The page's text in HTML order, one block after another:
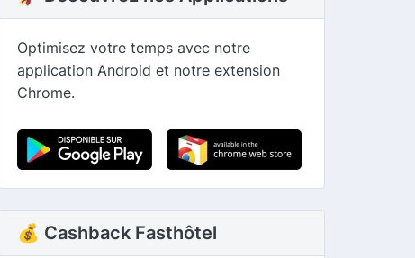
Optimisez votre temps avec notre
application Android et notre extension
Chrome.
💰 Cashback Fasthôtel